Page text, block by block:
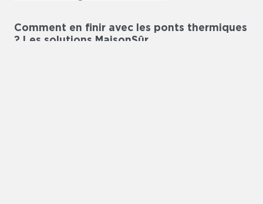
Comment en finir avec les ponts thermiques
? Les solutions MaisonSûr